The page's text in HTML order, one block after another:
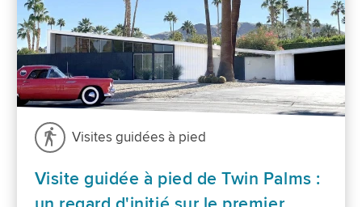
Visites guidées à pied
Visite guidée à pied de Twin Palms :